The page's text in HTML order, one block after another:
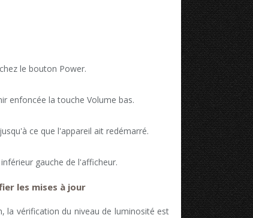
le bouton Power.
enfoncée la touche Volume bas.
ce que l'appareil ait redémarré.
gauche de l'afficheur.
les mises à jour
la vérification du niveau de luminosité est